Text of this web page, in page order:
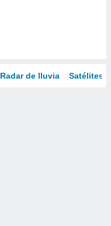
Radar de lluvia Satélites